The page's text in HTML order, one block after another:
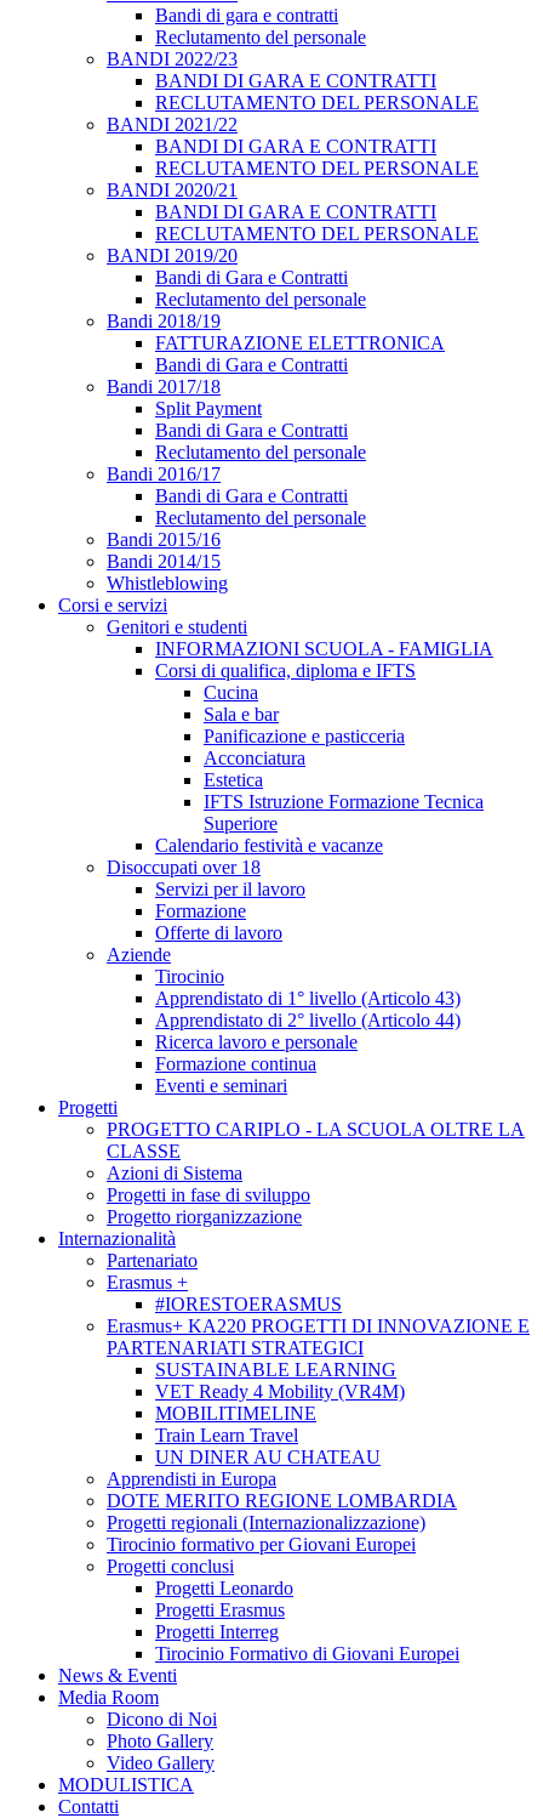
Bandi di gara e contratti
Reclutamento del personale
BANDI 2022/23
BANDI DI GARA E CONTRATTI
RECLUTAMENTO DEL PERSONALE
BANDI 2021/22
BANDI DI GARA E CONTRATTI
RECLUTAMENTO DEL PERSONALE
BANDI 2020/21
BANDI DI GARA E CONTRATTI
RECLUTAMENTO DEL PERSONALE
BANDI 2019/20
Bandi di Gara e Contratti
Reclutamento del personale
Bandi 2018/19
FATTURAZIONE ELETTRONICA
Bandi di Gara e Contratti
Bandi 2017/18
Split Payment
Bandi di Gara e Contratti
Reclutamento del personale
Bandi 2016/17
Bandi di Gara e Contratti
Reclutamento del personale
Bandi 2015/16
Bandi 2014/15
Whistleblowing
Corsi e servizi
Genitori e studenti
INFORMAZIONI SCUOLA - FAMIGLIA
Corsi di qualifica, diploma e IFTS
Cucina
Sala e bar
Panificazione e pasticceria
Acconciatura
Estetica
IFTS Istruzione Formazione Tecnica
Superiore
Calendario festività e vacanze
Disoccupati over 18
Servizi per il lavoro
Formazione
Offerte di lavoro
Aziende
Tirocinio
Apprendistato di 1° livello (Articolo 43)
Apprendistato di 2° livello (Articolo 44)
Ricerca lavoro e personale
Formazione continua
Eventi e seminari
Progetti
PROGETTO CARIPLO - LA SCUOLA OLTRE LA
CLASSE
Azioni di Sistema
Progetti in fase di sviluppo
Progetto riorganizzazione
Internazionalità
Partenariato
Erasmus +
#IORESTOERASMUS
Erasmus+ KA220 PROGETTI DI INNOVAZIONE E
PARTENARIATI STRATEGICI
SUSTAINABLE LEARNING
VET Ready 4 Mobility (VR4M)
MOBILITIMELINE
Train Learn Travel
UN DINER AU CHATEAU
Apprendisti in Europa
DOTE MERITO REGIONE LOMBARDIA
Progetti regionali (Internazionalizzazione)
Tirocinio formativo per Giovani Europei
Progetti conclusi
Progetti Leonardo
Progetti Erasmus
Progetti Interreg
Tirocinio Formativo di Giovani Europei
News & Eventi
Media Room
Dicono di Noi
Photo Gallery
Video Gallery
MODULISTICA
Contatti